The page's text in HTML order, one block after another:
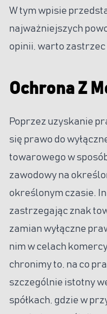
W tym wpisie
najważniejszych
opinii, warto
Ochrona Z
Poprzez uzyskanie
się prawo do
towarowego w
zawodowy na
określonym czasie.
zastrzegając znak
zamian wyłączne
nim w celach
chronimy to, na co
szczególnie istotny
spółkach, gdzie w